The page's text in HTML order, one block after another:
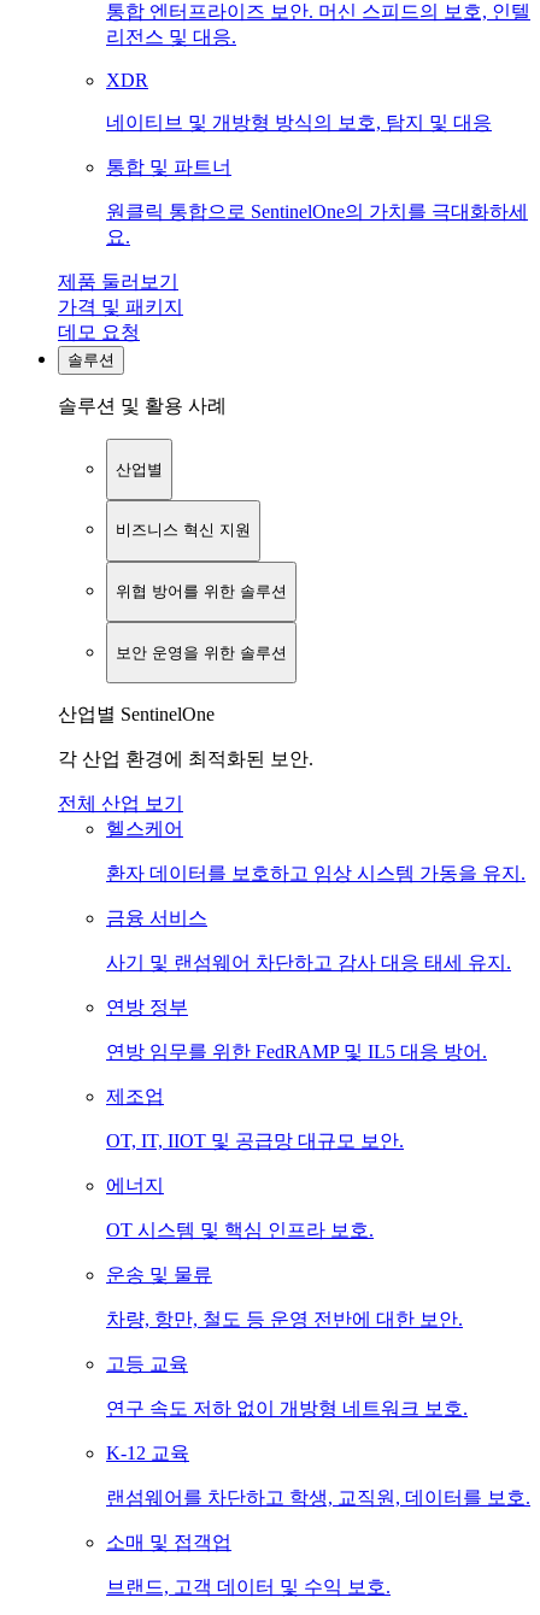
통합 엔터프라이즈 보안. 머신 스피드의 보호, 인텔
리전스 및 대응.
XDR
네이티브 및 개방형 방식의 보호, 탐지 및 대응
통합 및 파트너
원클릭 통합으로 SentinelOne의 가치를 극대화하세
요.
제품 둘러보기
가격 및 패키지
데모 요청
솔루션
솔루션 및 활용 사례
산업별
비즈니스 혁신 지원
위협 방어를 위한 솔루션
보안 운영을 위한 솔루션
산업별 SentinelOne
각 산업 환경에 최적화된 보안.
전체 산업 보기
헬스케어
환자 데이터를 보호하고 임상 시스템 가동을 유지.
금융 서비스
사기 및 랜섬웨어 차단하고 감사 대응 태세 유지.
연방 정부
연방 임무를 위한 FedRAMP 및 IL5 대응 방어.
제조업
OT, IT, IIOT 및 공급망 대규모 보안.
에너지
OT 시스템 및 핵심 인프라 보호.
운송 및 물류
차량, 항만, 철도 등 운영 전반에 대한 보안.
고등 교육
연구 속도 저하 없이 개방형 네트워크 보호.
K-12 교육
랜섬웨어를 차단하고 학생, 교직원, 데이터를 보호.
소매 및 접객업
브랜드, 고객 데이터 및 수익 보호.